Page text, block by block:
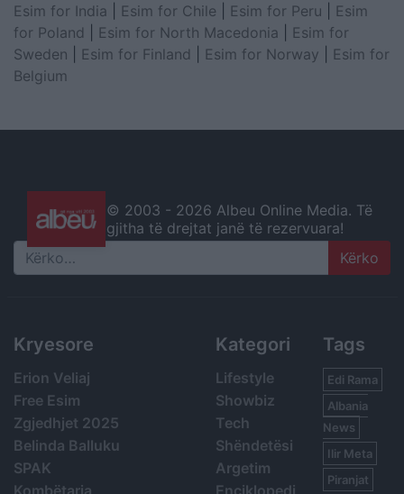
Esim for India
Esim for Chile Esim for Peru
Esim
for Poland
Esim for North Macedonia
Esim for
Sweden
Esim for Finland Esim for Norway
Esim for
Belgium
© 2003 - 2026 Albeu Online Media. Të
gjitha të drejtat janë të rezervuara!
Search
Kryesore
Erion Veliaj
Free Esim
Zgjedhjet 2025
Belinda Balluku
SPAK
Kategori
Lifestyle
Showbiz
Tech
Shëndetësi
Argetim
Tags
Edi Rama
Albania
News
Ilir Meta
Piranjat